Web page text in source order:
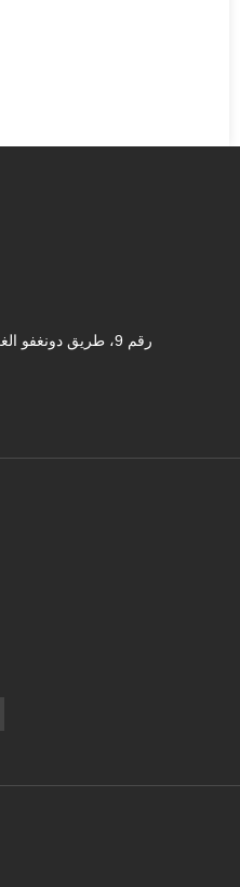
رقم 9، طريق دونغفو الغربي الثاني، هايكانغ، شيامن، 361027